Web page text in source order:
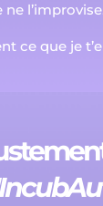
ne
ce que je